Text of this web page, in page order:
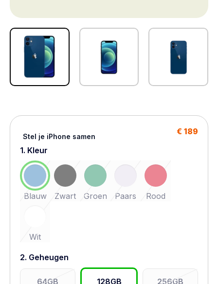
Stel je iPhone samen
€ 189
1. Kleur
Blauw Zwart Groen Paars Rood
Wit
2. Geheugen
64GB 128GB 256GB